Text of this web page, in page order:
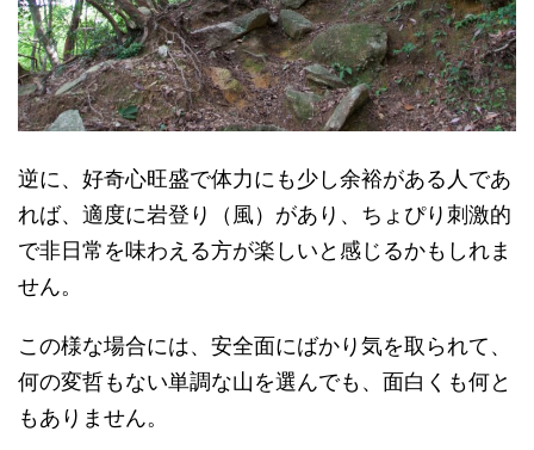
逆に、好奇心旺盛で体力にも少し余裕がある人であ
れば、適度に岩登り（風）があり、ちょぴり刺激的
で非日常を味わえる方が楽しいと感じるかもしれま
せん。
この様な場合には、安全面にばかり気を取られて、
何の変哲もない単調な山を選んでも、面白くも何と
もありません。